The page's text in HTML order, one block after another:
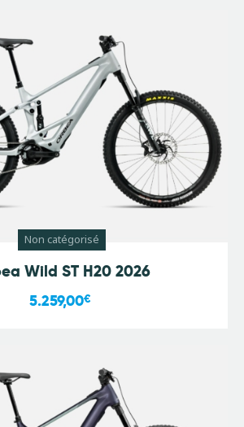
Non catégorisé
Wild ST H20 2026
5.259,00€